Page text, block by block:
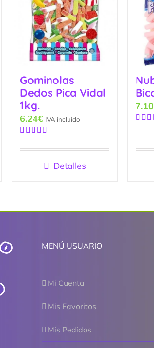
Gominolas
Dedos Pica Vidal
1kg.
con5.00de
6.24€ IVA incluido
Detalles
7.10
MENÚ USUARIO
Mi Cuenta
Mis Favoritos
Mis Pedidos